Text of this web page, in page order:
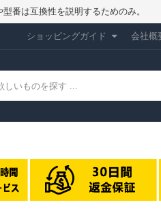
番は互換性を説明するためのみ。
ショッピングガイド 会社概